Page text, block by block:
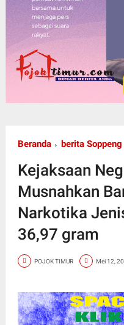
Beranda berita Soppeng
Kejaksaan
Musnahkan
Narkotika
36,97 gram
POJOK TIMUR Mei 12,